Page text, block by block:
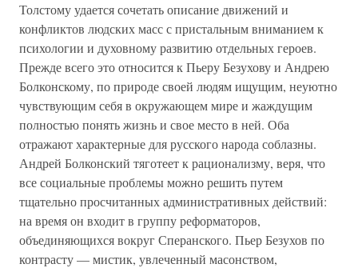
Толстому удается сочетать описание движений и
конфликтов людских масс с пристальным вниманием к
психологии и духовному развитию отдельных героев.
Прежде всего это относится к Пьеру Безухову и Андрею
Болконскому, по природе своей людям ищущим, неуютно
чувствующим себя в окружающем мире и жаждущим
полностью понять жизнь и свое место в ней. Оба
отражают характерные для русского народа соблазны.
Андрей Болконский тяготеет к рационализму, веря, что
все социальные проблемы можно решить путем
тщательно просчитанных административных действий:
на время он входит в группу реформаторов,
объединяющихся вокруг Сперанского. Пьер Безухов по
контрасту — мистик, увлеченный масонством,